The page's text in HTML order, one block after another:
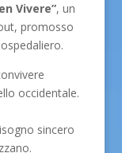
Vivere”, un
promosso
occidentale.
sincero